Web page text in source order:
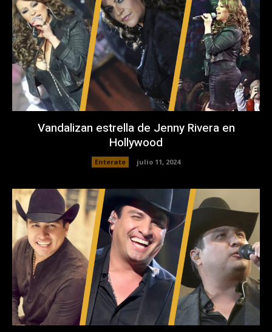
Vandalizan estrella de Jenny Rivera en
Hollywood
Enterate julio 11, 2024